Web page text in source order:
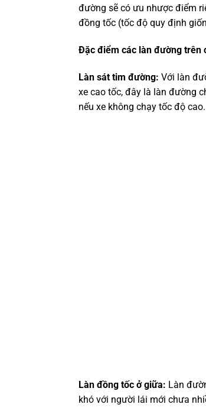
đường sẽ có ưu nhược điểm
đồng tốc (tốc độ quy định
Đặc điểm các làn đường trên
Làn sát tim đường: Với làn
xe cao tốc, đây là làn đường
nếu xe không chạy tốc độ cao.
Làn đồng tốc ở giữa: Làn
khó với người lái mới chưa